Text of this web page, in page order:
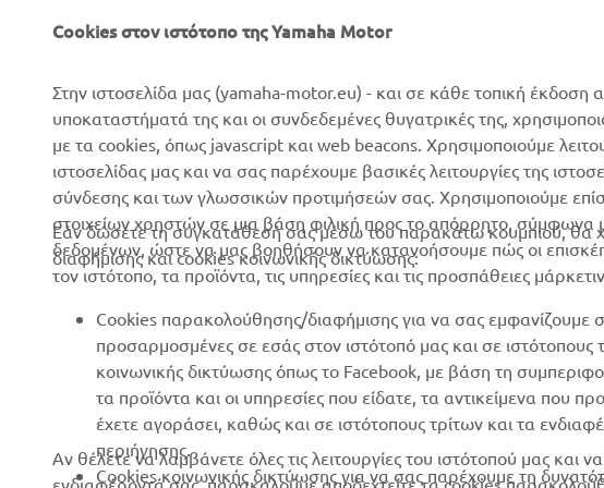
Νέα
Δίκτυο Επίσημων
Συνεργατών
Τύπος
Φυλλάδια
Γίνετε έμπορος
Βασική Πολιτική Βιώσιμης
Ανάπτυξης
Πολιτική Ανθρωπίνων
Δικαιωμάτων
Αρχές
Γήπεδα γκολφ
Πρώτοι ανταποκριτές
Robotics
Συνεργασίες
Τεχνικές πληροφορίες για
Yamalube Safety Data
Sheets
Yamaha
Yamaha
Mobile Apps
Cookies στον ιστότοπο της Yamaha Motor
Στην ιστοσελίδα μας (yamaha-motor.eu) - και σε κάθε τοπική έκδοση
υποκαταστήματά της και οι συνδεδεμένες θυγατρικές της,
με τα cookies, όπως javascript και web beacons. Χρησιμοποιούμε
ιστοσελίδας μας και να σας παρέχουμε βασικές λειτουργίες της
σύνδεσης και των γλωσσικών προτιμήσεών σας. Χρησιμοποιούμε
στοιχείων χρηστών σε μια βάση φιλική προς το απόρρητο, σύμφωνα
δεδομένων, ώστε να μας βοηθήσουν να κατανοήσουμε πώς οι
τον ιστότοπο, τα προϊόντα, τις υπηρεσίες και τις προσπάθειες
Εάν δώσετε τη συγκατάθεσή σας μέσω του παρακάτω κουμπιού, θα
διαφήμισης και cookies κοινωνικής δικτύωσης:
Cookies παρακολούθησης/διαφήμισης για να σας εμφανίζουμε
προσαρμοσμένες σε εσάς στον ιστότοπό μας και σε
κοινωνικής δικτύωσης όπως το Facebook, με βάση τη
τα προϊόντα και οι υπηρεσίες που είδατε, τα αντικείμενα που
έχετε αγοράσει, καθώς και σε ιστότοπους τρίτων και τα
περιήγησης.
Cookies κοινωνικής δικτύωσης για να σας παρέχουμε τη
Αν θέλετε να λαμβάνετε όλες τις λειτουργίες του ιστότοπού μας
ενδιαφέροντά σας, παρακαλούμε αποδεχτείτε τα cookies